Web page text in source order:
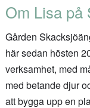
Om Lisa på
Gården
här sedan hösten
verksamhet, med
med betande djur
att bygga upp en